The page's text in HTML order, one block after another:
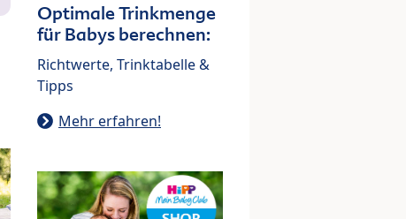
Optimale Trinkmenge
für Babys berechnen:
Richtwerte, Trinktabelle &
Tipps
Mehr erfahren!